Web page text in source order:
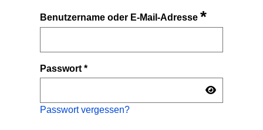
Benutzername oder E-Mail-Adresse*
Passwort*
Passwort vergessen?